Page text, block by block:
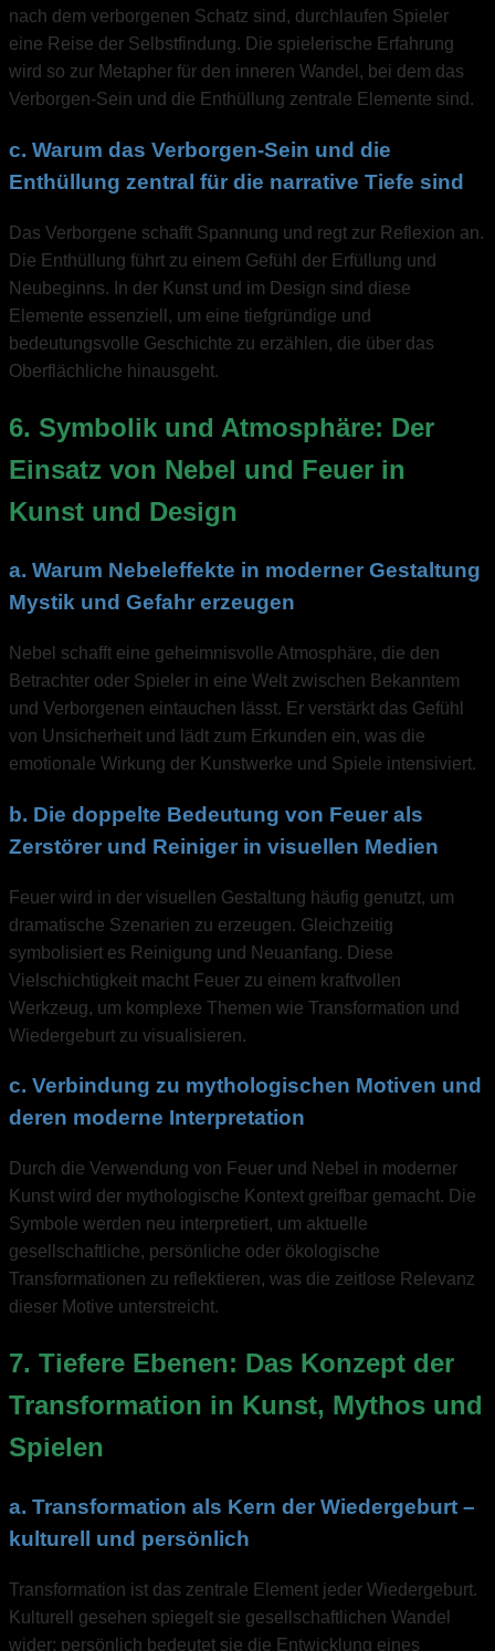
nach dem verborgenen Schatz sind, durchlaufen Spieler
eine Reise der Selbstfindung. Die spielerische Erfahrung
wird so zur Metapher für den inneren Wandel, bei dem das
Verborgen-Sein und die Enthüllung zentrale Elemente sind.
c. Warum das Verborgen-Sein und die
Enthüllung zentral für die narrative Tiefe sind
Das Verborgene schafft Spannung und regt zur Reflexion an.
Die Enthüllung führt zu einem Gefühl der Erfüllung und
Neubeginns. In der Kunst und im Design sind diese
Elemente essenziell, um eine tiefgründige und
bedeutungsvolle Geschichte zu erzählen, die über das
Oberflächliche hinausgeht.
6. Symbolik und Atmosphäre: Der
Einsatz von Nebel und Feuer in
Kunst und Design
a. Warum Nebeleffekte in moderner Gestaltung
Mystik und Gefahr erzeugen
Nebel schafft eine geheimnisvolle Atmosphäre, die den
Betrachter oder Spieler in eine Welt zwischen Bekanntem
und Verborgenen eintauchen lässt. Er verstärkt das Gefühl
von Unsicherheit und lädt zum Erkunden ein, was die
emotionale Wirkung der Kunstwerke und Spiele intensiviert.
b. Die doppelte Bedeutung von Feuer als
Zerstörer und Reiniger in visuellen Medien
Feuer wird in der visuellen Gestaltung häufig genutzt, um
dramatische Szenarien zu erzeugen. Gleichzeitig
symbolisiert es Reinigung und Neuanfang. Diese
Vielschichtigkeit macht Feuer zu einem kraftvollen
Werkzeug, um komplexe Themen wie Transformation und
Wiedergeburt zu visualisieren.
c. Verbindung zu mythologischen Motiven und
deren moderne Interpretation
Durch die Verwendung von Feuer und Nebel in moderner
Kunst wird der mythologische Kontext greifbar gemacht. Die
Symbole werden neu interpretiert, um aktuelle
gesellschaftliche, persönliche oder ökologische
Transformationen zu reflektieren, was die zeitlose Relevanz
dieser Motive unterstreicht.
7. Tiefere Ebenen: Das Konzept der
Transformation in Kunst, Mythos und
Spielen
a. Transformation als Kern der Wiedergeburt –
kulturell und persönlich
Transformation ist das zentrale Element jeder Wiedergeburt.
Kulturell gesehen spiegelt sie gesellschaftlichen Wandel
wider; persönlich bedeutet sie die Entwicklung eines